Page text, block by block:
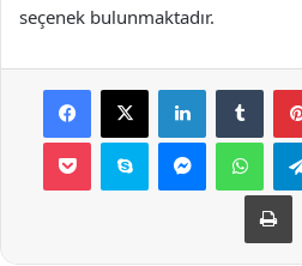
seçenek bulunmaktadır.
Facebook
X LinkedIn
Pocket Skype Messenger